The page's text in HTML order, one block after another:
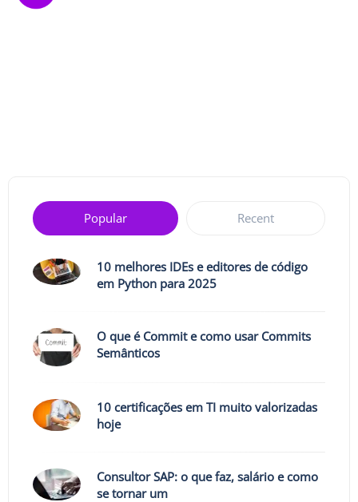
Popular Recent
10 melhores IDEs e editores de código
em Python para 2025
O que é Commit e como usar Commits
Semânticos
10 certificações em TI muito valorizadas
hoje
Consultor SAP: o que faz, salário e como
se tornar um